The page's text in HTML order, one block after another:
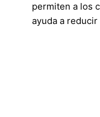
permiten a los
ayuda a